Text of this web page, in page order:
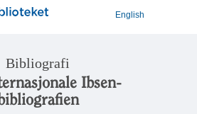
English
Bibliografi
Ibsen-